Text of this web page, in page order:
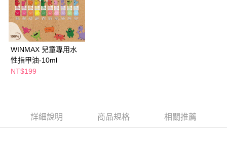
【「AFTEE先享後付」結帳流程】
１．於結帳方式選擇「AFTEE先享後付」後，將跳轉至「AFTEE先享後付」
結帳頁面，進行簡訊認證並確認金額後，即可完成結帳。
２．訂單成立數日內，您將收到繳費通知簡訊。
３．收到繳費通知簡訊後14天內，點擊此簡訊中的連結，可透過四大超商／
ATM／網路銀行／等多元方式進行付款，方視為交易完成。
※ 請注意：結帳手續完成當下不需立刻繳費，但若您需要取消訂單，請聯絡
客戶支援中心」https://netprotections.freshdesk.com/support/home
宅配(離島廠商直送🚚)
每筆NT$300
WINMAX 兒童專用水
性指甲油-10ml
NT$199
詳細說明 商品規格 相關推薦